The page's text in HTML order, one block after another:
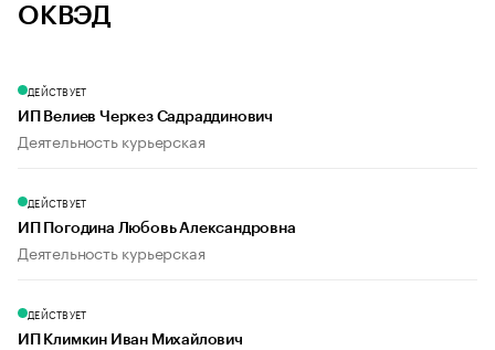
ОКВЭД
ДЕЙСТВУЕТ
ИП Велиев Черкез Садраддинович
Деятельность курьерская
ДЕЙСТВУЕТ
ИП Погодина Любовь Александровна
Деятельность курьерская
ДЕЙСТВУЕТ
ИП Климкин Иван Михайлович